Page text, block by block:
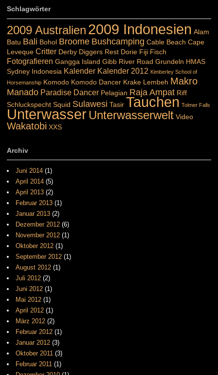
Schlagwörter
2009 Australien 2009 Indonesien Alam
Batu Bali Bohol Broome Bushcamping Cable Beach Cape
Leveque Critter Derby Diggers Rest Dorie Fiji Fisch
Fotografieren Gangga Island Gibb River Road Grundeln HMAS
Sydney Indonesia Kalender Kalender 2012 Kimberley School of
Horsemanship Komodo Komodo Dancer Krake Lembeh Makro
Manado Paradise Dancer Pelagian Raja Ampat Riff
Schluckspecht Squid Sulawesi Tasir Tauchen Tolmer Falls
UnterwasserUnterwasserwelt Video
Wakatobi XXS
Archiv
Juni 2014 (1)
April 2014 (5)
April 2013 (2)
Februar 2013 (1)
Januar 2013 (2)
Dezember 2012 (6)
November 2012 (1)
Oktober 2012 (1)
September 2012 (1)
August 2012 (1)
Juli 2012 (2)
Juni 2012 (1)
Mai 2012 (1)
April 2012 (1)
März 2012 (2)
Februar 2012 (1)
Januar 2012 (3)
Oktober 2011 (3)
Februar 2011 (1)